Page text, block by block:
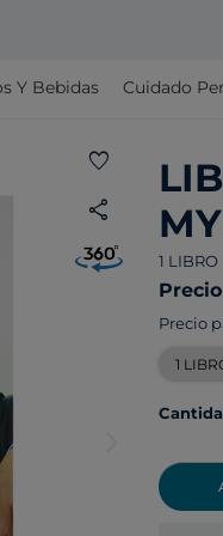
Y Bebidas Cuidado
favorite
share
1 LIBRO
Precio